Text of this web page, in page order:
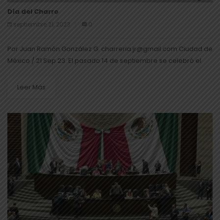
Día del Charro
septiembre 21, 2023 0
Por Juan Ramón González G. charreria.jr@gmail.com Ciudad de
México / 21 Sep 23. El pasado 14 de septiembre se celebró el
Leer Más